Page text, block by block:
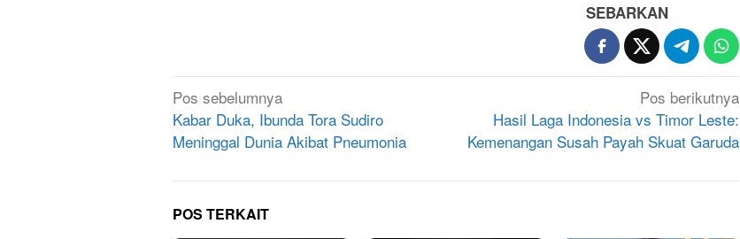
SEBARKAN
Navigasi
pos
Pos sebelumnya
Kabar Duka, Ibunda Tora Sudiro
Meninggal Dunia Akibat Pneumonia
Pos berikutnya
Hasil Laga Indonesia vs Timor Leste:
Kemenangan Susah Payah Skuat Garuda
POS TERKAIT